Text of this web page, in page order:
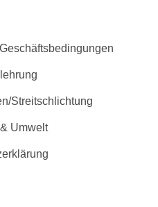
Streitschlichtung
Umwelt